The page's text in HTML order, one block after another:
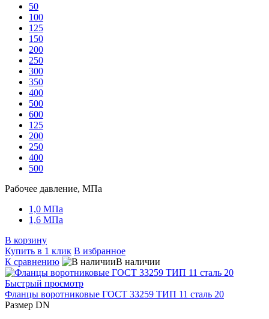
50
100
125
150
200
250
300
350
400
500
600
125
200
250
400
500
Рабочее давление, МПа
1,0 МПа
1,6 МПа
В корзину
Купить в 1 клик В избранное
К сравнению
В наличии
Быстрый просмотр
Фланцы воротниковые ГОСТ 33259 ТИП 11 сталь 20
Размер DN